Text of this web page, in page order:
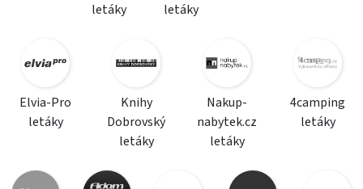
letáky
letáky
Elvia-Pro
letáky
Knihy
Dobrovský
letáky
Nakup-
nabytek.cz
letáky
4camping
letáky